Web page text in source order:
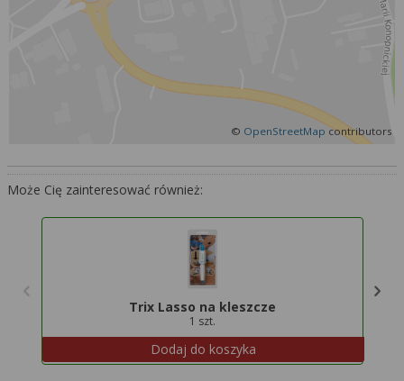
© OpenStreetMap contributors
Może Cię zainteresować również:
Trix Lasso na kleszcze
1 szt.
Dodaj do koszyka
Więcej informacji na temat wykorzystywania
narzędzi zewnętrznych w naszym serwisie
znajdziesz w Regulaminie Serwisu